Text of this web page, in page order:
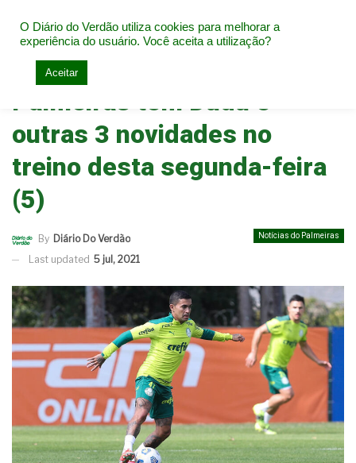
Home Notícias do Palmeiras
Palmeiras tem Dudu e
outras 3 novidades no
treino desta segunda-feira
(5)
Notícias do Palmeiras
By Diário Do Verdão
Last updated 5 jul, 2021
O Diário do Verdão utiliza cookies para melhorar a
experiência do usuário. Você aceita a utilização?
Aceitar